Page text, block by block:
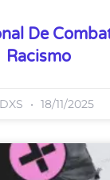
De
Racismo
18/11/2025